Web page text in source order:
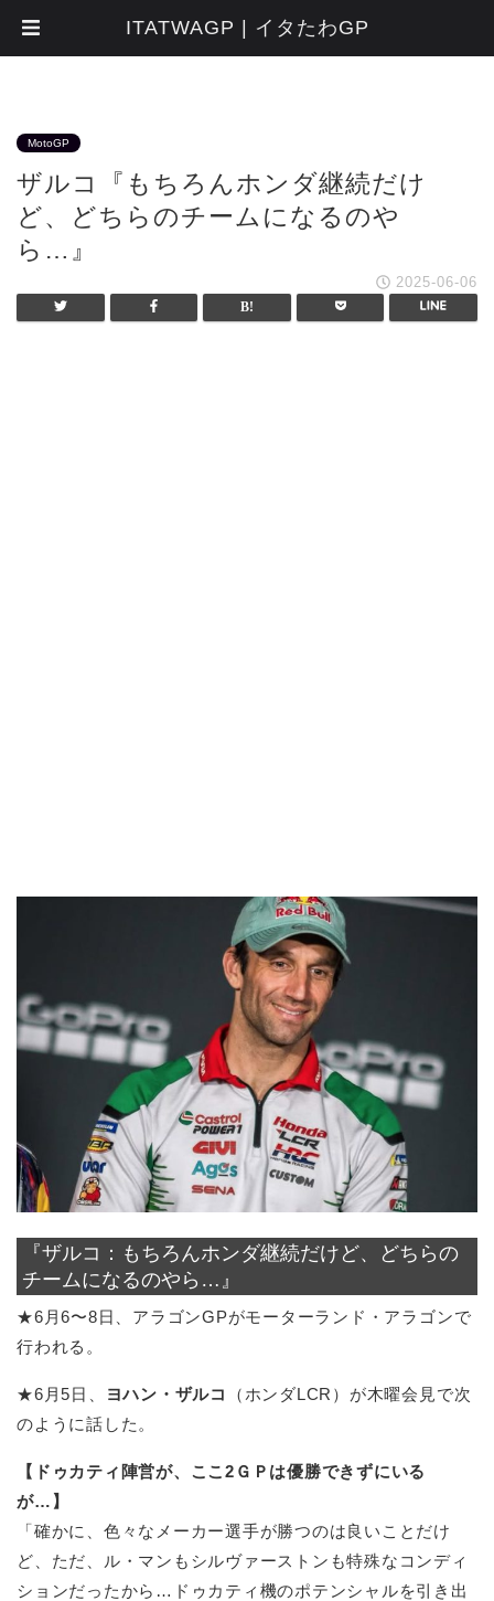
MotoGP
ザルコ『もちろんホンダ継続だけ
ど、どちらのチームになるのや
ら…』
2025-06-06
『ザルコ：もちろんホンダ継続だけど、どちらの
チームになるのやら…』
★6月6〜8日、アラゴンGPがモーターランド・アラゴンで
行われる。
★6月5日、 ヨハン・ザルコ
（ホンダLCR）が木曜会見で次
のように話した。
【ドゥカティ陣営が、ここ2ＧＰは優勝できずにいる
が…】
「確かに、色々なメーカー選手が勝つのは良いことだけ
ど、ただ、ル・マンもシルヴァーストンも特殊なコンディ
ションだったから…ドゥカティ機のポテンシャルを引き出
ITATWAGP | イタたわGP